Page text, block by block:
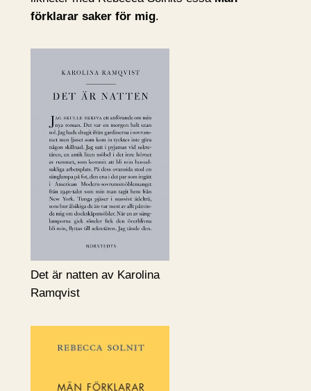
förklarar saker för mig.
Det är natten av Karolina
Ramqvist